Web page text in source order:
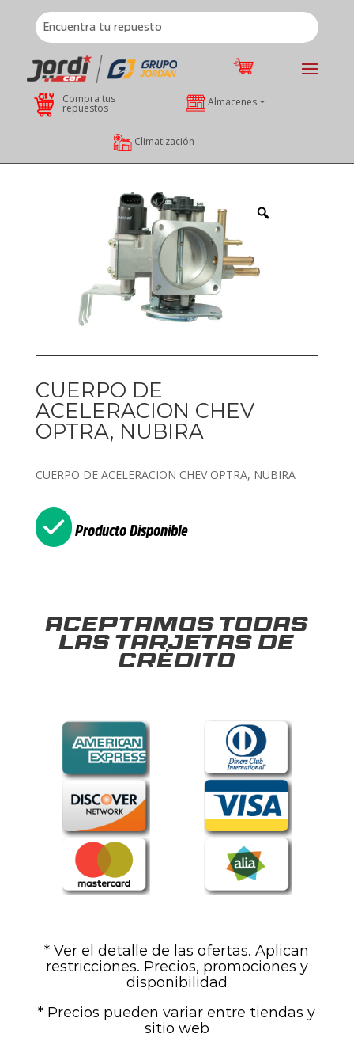
Compra tus
repuestos Almacenes
Climatización
CUERPO DE
ACELERACION CHEV
OPTRA, NUBIRA
CUERPO DE ACELERACION CHEV OPTRA, NUBIRA
Producto Disponible
Aceptamos todas
las tarjetas de
crédito
* Ver el detalle de las ofertas. Aplican
restricciones. Precios, promociones y
disponibilidad
* Precios pueden variar entre tiendas y
sitio web